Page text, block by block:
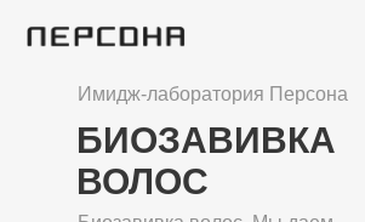
Имидж-лаборатория Персона
БИОЗАВИВКА
ВОЛОС